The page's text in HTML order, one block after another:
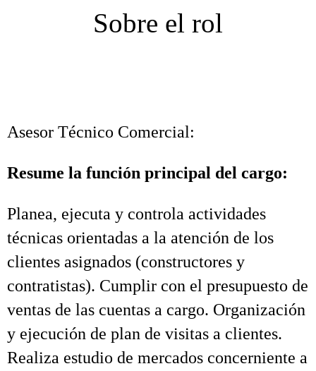
Sobre el rol
Asesor Técnico Comercial:
Resume la función principal del cargo:
Planea, ejecuta y controla actividades
técnicas orientadas a la atención de los
clientes asignados (constructores y
contratistas). Cumplir con el presupuesto de
ventas de las cuentas a cargo. Organización
y ejecución de plan de visitas a clientes.
Realiza estudio de mercados concerniente a